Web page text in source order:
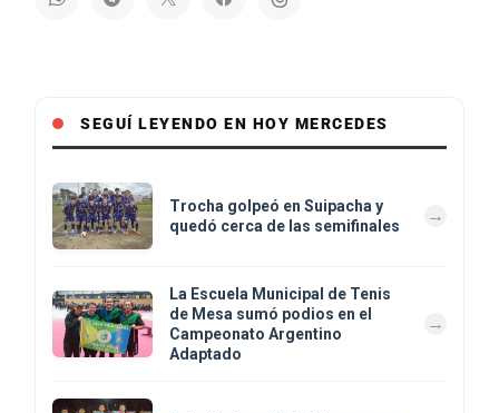
SEGUÍ LEYENDO EN HOY MERCEDES
Trocha golpeó en Suipacha y
quedó cerca de las semifinales
La Escuela Municipal de Tenis
de Mesa sumó podios en el
Campeonato Argentino
Adaptado